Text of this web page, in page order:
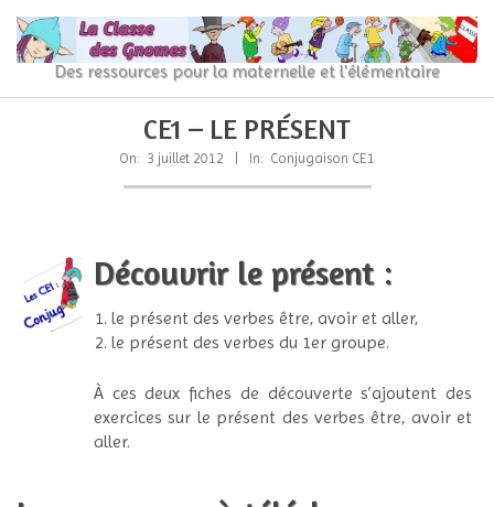
content
La
gnomes
Des ressources pour la maternelle et l'élémentaire
CE1 – LE PRÉSENT
On: 3 juillet 2012 In: Conjugaison CE1
Découvrir le présent :
le présent des verbes être, avoir et aller,
le présent des verbes du 1er groupe.
À ces deux fiches de découverte s’ajoutent des
exercices sur le présent des verbes être, avoir et
aller.